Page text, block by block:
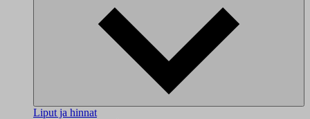
Liput ja hinnat